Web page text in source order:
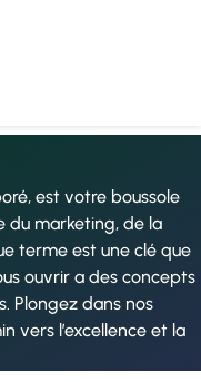
est votre boussole
du marketing, de la
terme est une clé que
ouvrir a des concepts
Plongez dans nos
vers l’excellence et la